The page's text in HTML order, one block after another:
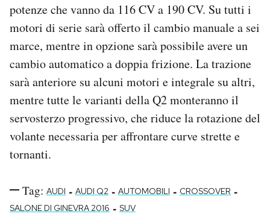
potenze che vanno da 116 CV a 190 CV. Su tutti i
motori di serie sarà offerto il cambio manuale a sei
marce, mentre in opzione sarà possibile avere un
cambio automatico a doppia frizione. La trazione
sarà anteriore su alcuni motori e integrale su altri,
mentre tutte le varianti della Q2 monteranno il
servosterzo progressivo, che riduce la rotazione del
volante necessaria per affrontare curve strette e
tornanti.
Tag: AUDI - AUDI Q2 - AUTOMOBILI - CROSSOVER -
SALONE DI GINEVRA 2016 - SUV